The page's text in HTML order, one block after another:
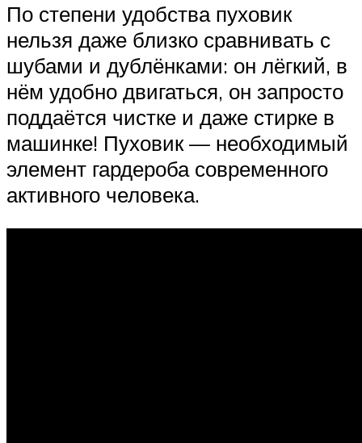
По степени удобства пуховик
нельзя даже близко сравнивать с
шубами и дублёнками: он лёгкий, в
нём удобно двигаться, он запросто
поддаётся чистке и даже стирке в
машинке! Пуховик — необходимый
элемент гардероба современного
активного человека.